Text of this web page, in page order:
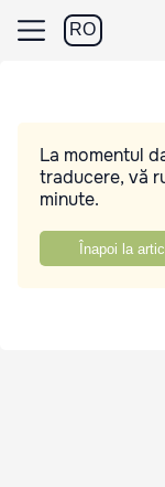
RO
La momentul
traducere, vă
minute.
Înapoi la